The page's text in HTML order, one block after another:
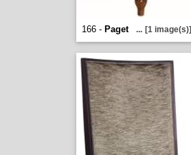
166 - Paget ... [1 image(s)]